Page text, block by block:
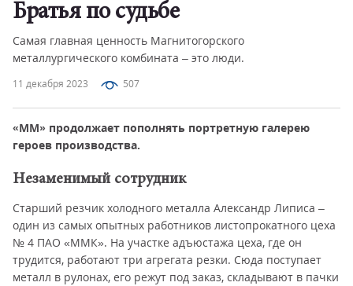
11 декабря 2023 507
Братья по судьбе
Самая главная ценность Магнитогорского
металлургического комбината – это люди.
«ММ» продолжает пополнять портретную галерею
героев производства.
Незаменимый сотрудник
Старший резчик холодного металла Александр Липиса –
один из самых опытных работников листопрокатного цеха
№ 4 ПАО «ММК». На участке адъюстажа цеха, где он
трудится, работают три агрегата резки. Сюда поступает
металл в рулонах, его режут под заказ, складывают в пачки